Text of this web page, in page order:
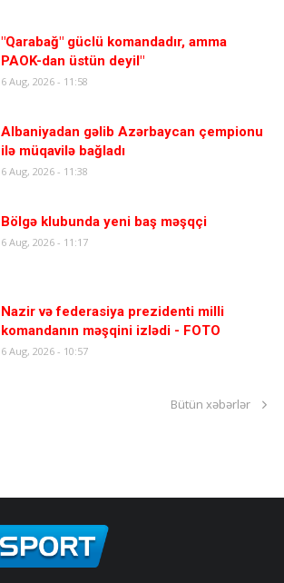
"Qarabağ" güclü komandadır, amma
PAOK-dan üstün deyil"
6 Aug, 2026 - 11:58
Albaniyadan gəlib Azərbaycan çempionu
ilə müqavilə bağladı
6 Aug, 2026 - 11:38
Bölgə klubunda yeni baş məşqçi
6 Aug, 2026 - 11:17
Nazir və federasiya prezidenti milli
komandanın məşqini izlədi - FOTO
6 Aug, 2026 - 10:57
Bütün xəbərlər